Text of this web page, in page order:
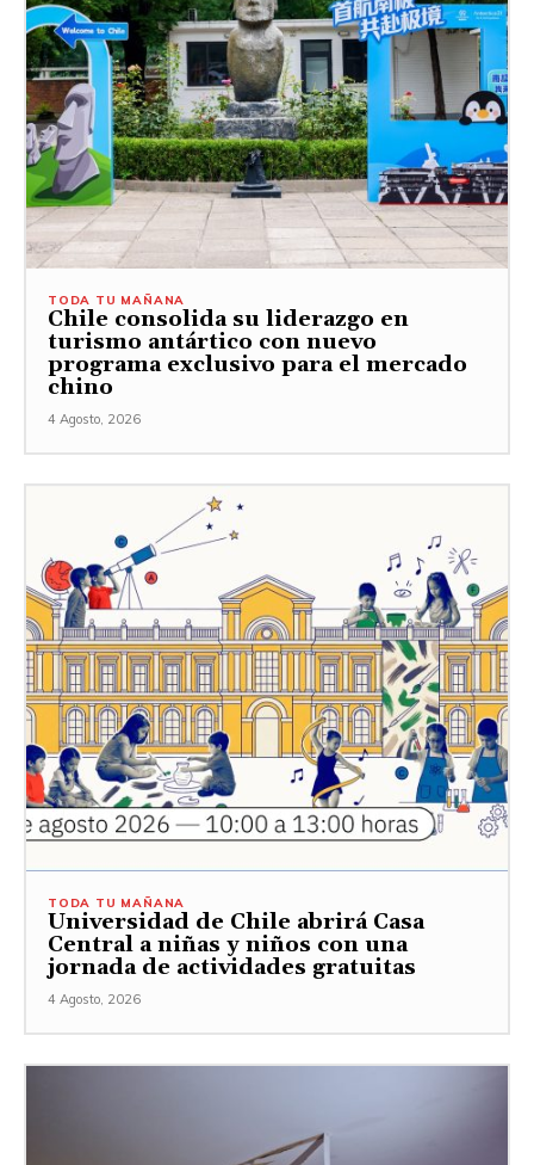
TODA TU MAÑANA
Chile consolida su liderazgo en
turismo antártico con nuevo
programa exclusivo para el mercado
chino
4 Agosto, 2026
TODA TU MAÑANA
Universidad de Chile abrirá Casa
Central a niñas y niños con una
jornada de actividades gratuitas
4 Agosto, 2026